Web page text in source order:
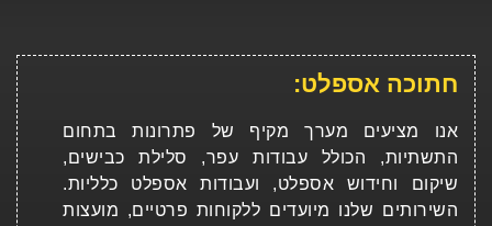
חתוכה אספלט:
אנו מציעים מערך מקיף של פתרונות בתחום
התשתיות, הכולל עבודות עפר, סלילת כבישים,
שיקום וחידוש אספלט, ועבודות אספלט כלליות.
השירותים שלנו מיועדים ללקוחות פרטיים, מועצות